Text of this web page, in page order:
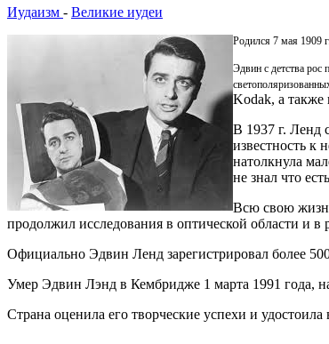
Иудаизм - Великие иудеи
Родился 7 мая 1909
Эдвин с детства рос
Kodak, а также
В 1937 г. Ленд
известность к
натолкнула
не знал что
Всю свою
продолжил исследования в оптической области и в
Официально Эдвин Ленд зарегистрировал более
Умер Эдвин Лэнд в Кембридже 1 марта 1991 года,
Страна оценила его творческие успехи и